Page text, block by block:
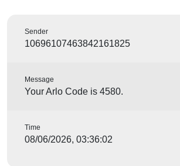
Sender
10696107463842161825
Message
Your Arlo Code is 4580.
Time
08/06/2026, 03:36:02